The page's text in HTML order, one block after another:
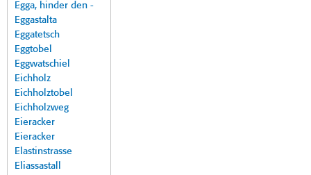
Egga, hinder den -
Eggastalta
Eggatetsch
Eggtobel
Eggwatschiel
Eichholz
Eichholztobel
Eichholzweg
Eieracker
Eieracker
Elastinstrasse
Eliassastall